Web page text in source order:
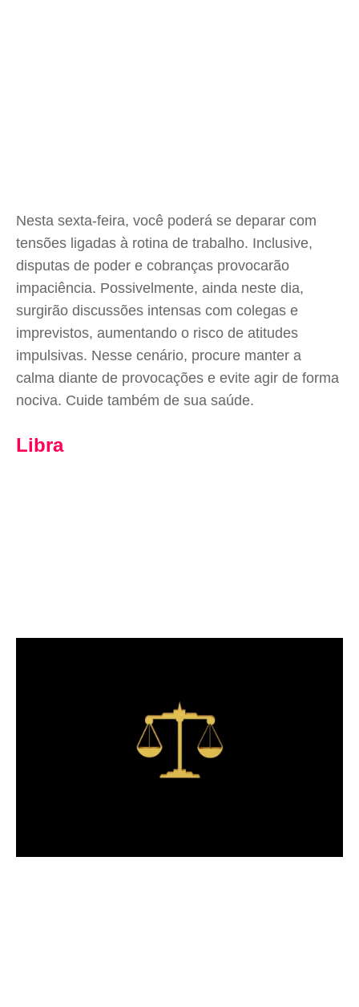
Nesta sexta-feira, você poderá se deparar com
tensões ligadas à rotina de trabalho. Inclusive,
disputas de poder e cobranças provocarão
impaciência. Possivelmente, ainda neste dia,
surgirão discussões intensas com colegas e
imprevistos, aumentando o risco de atitudes
impulsivas. Nesse cenário, procure manter a
calma diante de provocações e evite agir de forma
nociva. Cuide também de sua saúde.
Libra